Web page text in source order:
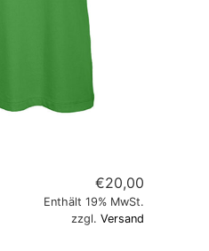
€20,00
Enthält 19% MwSt.
zzgl.Versand